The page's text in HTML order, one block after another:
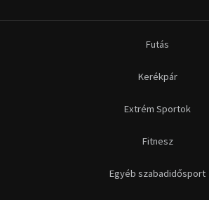
Futás
Kerékpár
Extrém Sportok
Fitnesz
Egyéb szabadidősport